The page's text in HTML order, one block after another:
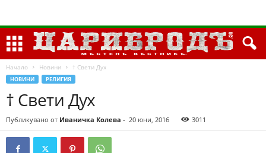
Начало Новини † Свети Дух
НОВИНИ РЕЛИГИЯ
† Свети Дух
Публикувано от Иваничка Колева - 20 юни, 2016 3011